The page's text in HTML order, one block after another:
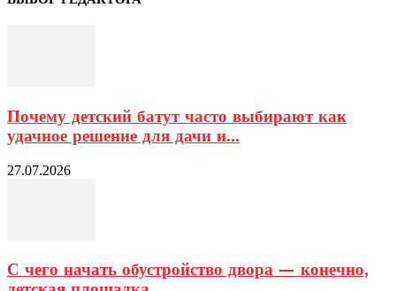
Почему детский батут часто выбирают как
удачное решение для дачи и...
27.07.2026
С чего начать обустройство двора — конечно,